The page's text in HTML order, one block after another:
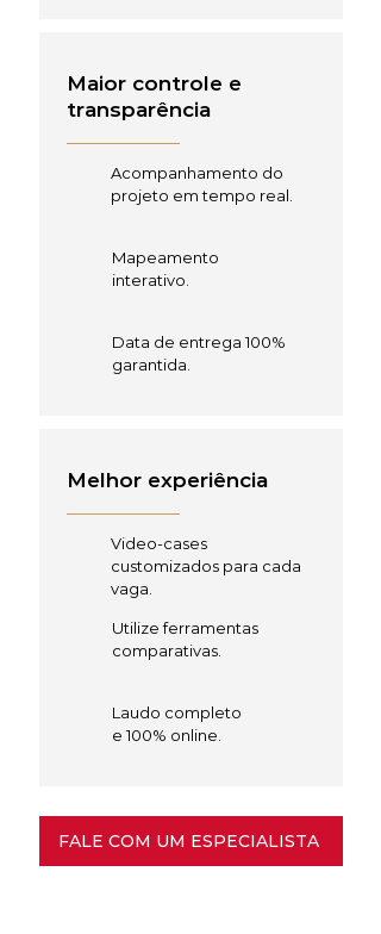
Maior controle e
transparência
Acompanhamento do
projeto em tempo real.
Mapeamento
interativo.
Data de entrega 100%
garantida.
Melhor experiência
Video-cases
customizados para cada
vaga.
Utilize ferramentas
comparativas.
Laudo completo
e 100% online.
FALE COM UM ESPECIALISTA